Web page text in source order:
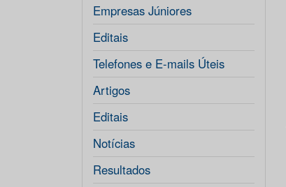
Empresas Júniores
Editais
Telefones e E-mails Úteis
Artigos
Editais
Notícias
Resultados